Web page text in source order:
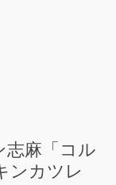
志麻「コル
ンカツレ